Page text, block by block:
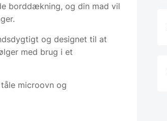
borddækning, og din mad vil
og designet til at
med brug i et
microovn og